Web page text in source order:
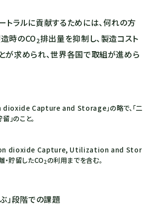
トラルに貢献するためには、何れの方
時のCO2排出量を抑制し、製造コスト
が求められ、世界各国で取組が進めら
dioxide Capture and Storage」の略で、「二
」のこと。
dioxide Capture, Utilization and Stor
・貯留したCO2の利用までを含む。
ぶ」段階での課題